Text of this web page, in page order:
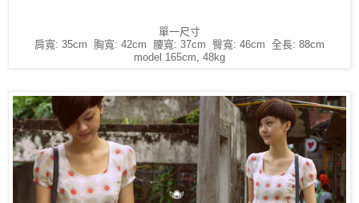
單一尺寸
肩寬: 35cm 胸寬: 42cm 腰寬: 37cm 臀寬: 46cm 全長: 88cm
model 165cm, 48kg